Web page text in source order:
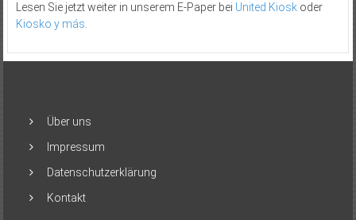
Lesen Sie jetzt weiter in unserem E-Paper bei United Kioskoder
Kiosko y más.
Über uns
Impressum
Datenschutzerklärung
Kontakt